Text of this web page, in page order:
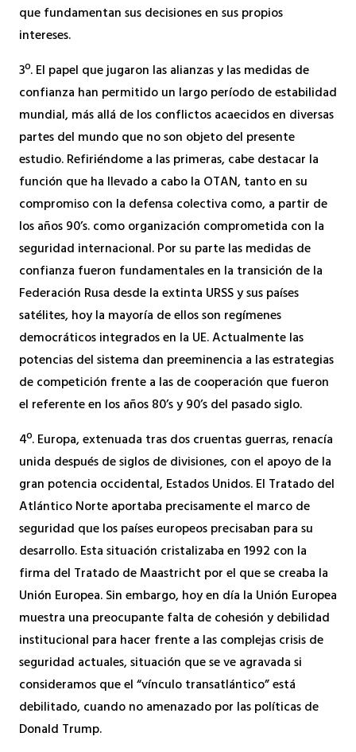
que fundamentan sus decisiones en sus propios
intereses.
3º. El papel que jugaron las alianzas y las medidas de
confianza han permitido un largo período de estabilidad
mundial, más allá de los conflictos acaecidos en diversas
partes del mundo que no son objeto del presente
estudio. Refiriéndome a las primeras, cabe destacar la
función que ha llevado a cabo la OTAN, tanto en su
compromiso con la defensa colectiva como, a partir de
los años 90’s. como organización comprometida con la
seguridad internacional. Por su parte las medidas de
confianza fueron fundamentales en la transición de la
Federación Rusa desde la extinta URSS y sus países
satélites, hoy la mayoría de ellos son regímenes
democráticos integrados en la UE. Actualmente las
potencias del sistema dan preeminencia a las estrategias
de competición frente a las de cooperación que fueron
el referente en los años 80’s y 90’s del pasado siglo.
4º. Europa, extenuada tras dos cruentas guerras, renacía
unida después de siglos de divisiones, con el apoyo de la
gran potencia occidental, Estados Unidos. El Tratado del
Atlántico Norte aportaba precisamente el marco de
seguridad que los países europeos precisaban para su
desarrollo. Esta situación cristalizaba en 1992 con la
firma del Tratado de Maastricht por el que se creaba la
Unión Europea. Sin embargo, hoy en día la Unión Europea
muestra una preocupante falta de cohesión y debilidad
institucional para hacer frente a las complejas crisis de
seguridad actuales, situación que se ve agravada si
consideramos que el “vínculo transatlántico” está
debilitado, cuando no amenazado por las políticas de
Donald Trump.